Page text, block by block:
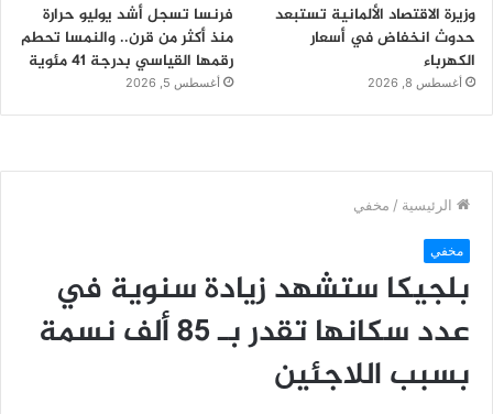
وزيرة الاقتصاد الألمانية تستبعد
حدوث انخفاض في أسعار
الكهرباء
أغسطس 8, 2026
فرنسا تسجل أشد يوليو حرارة
منذ أكثر من قرن.. والنمسا تحطم
رقمها القياسي بدرجة 41 مئوية
أغسطس 5, 2026